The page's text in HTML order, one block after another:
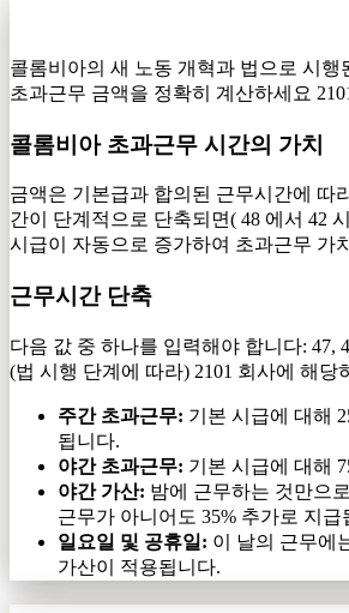
콜롬비아의 새 노동 개혁과 법으로 시행
초과근무 금액을 정확히 계산하세요
콜롬비아 초과근무 시간의 가치
금액은 기본급과 합의된 근무시간에 따
간이 단계적으로 단축되면( 48 에서 42
시급이 자동으로 증가하여 초과근무 가
근무시간 단축
다음 값 중 하나를 입력해야 합니다: 47,
(법 시행 단계에 따라) 2101 회사에 해당
주간 초과근무: 기본 시급에 대해
됩니다.
야간 초과근무: 기본 시급에 대해
야간 가산: 밤에 근무하는 것만으
근무가 아니어도 35% 추가로 지급
일요일 및 공휴일: 이 날의 근무에
가산이 적용됩니다.